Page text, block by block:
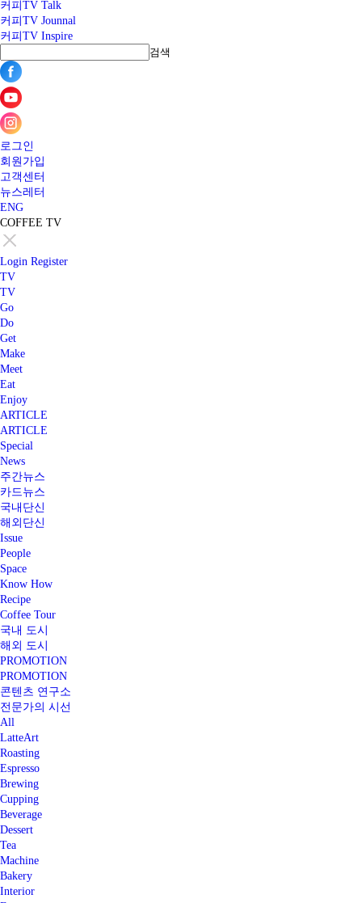
커피TV Talk
커피TV Jounnal
커피TV Inspire
검색
로그인
회원가입
고객센터
뉴스레터
ENG
COFFEE TV
Login Register
TV
TV
Go
Do
Get
Make
Meet
Eat
Enjoy
ARTICLE
ARTICLE
Special
News
주간뉴스
카드뉴스
국내단신
해외단신
Issue
People
Space
Know How
Recipe
Coffee Tour
국내 도시
해외 도시
PROMOTION
PROMOTION
콘텐츠 연구소
전문가의 시선
All
LatteArt
Roasting
Espresso
Brewing
Cupping
Beverage
Dessert
Tea
Machine
Bakery
Interior